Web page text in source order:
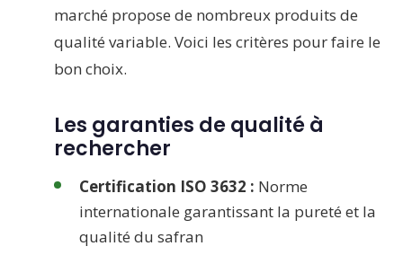
marché propose de nombreux produits de
qualité variable. Voici les critères pour faire le
bon choix.
Les garanties de qualité à
rechercher
Certification ISO 3632 : Norme
internationale garantissant la pureté et la
qualité du safran